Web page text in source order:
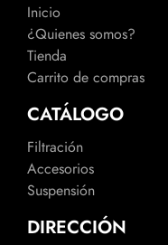
Inicio
¿Quienes somos?
Tienda
Carrito de compras
CATÁLOGO
Filtración
Accesorios
Suspensión
DIRECCIÓN